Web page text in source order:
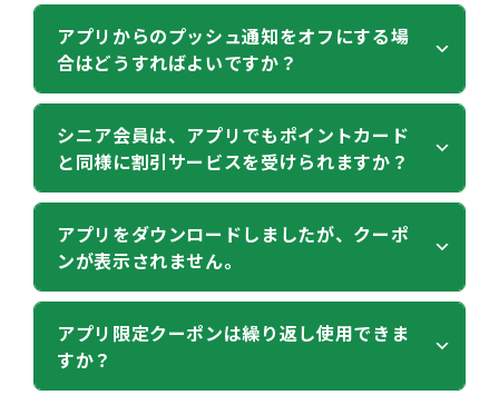
面に表示されますので、メモを取る、別の端末やパ
ソコンにメールで送信する、画面のスクリーンショ
ットを撮って保存しておくなどの方法で必ず控えて
おいてください。
す。
メモを取る、別のスマートフォンやタブレット・PC
へメールで送信する、画面のスクリーンショットを
撮って保存しておくなどの方法で必ず控えておいて
ください。
アプリ起動時に表示される【重要なお知らせ】のポ
ップアップにも記載されています。（ポップアップ
は今後表示しないにチェックを入れて閉じると出て
こなくなります。）
トアからインストール（追加）を行ってください。
アプリのバージョンが新しくなります。
アプリのバージョンが新しくなった状態で「会員番
号」と「移行コード」を入力してみてください。
それでも「移行コードが不正です。」と表示される
場合は、お手数ですが、アプリに登録しているポイ
ントカードをご持参のうえ、お近くのザグザグ店舗
へご来店ください。
※ポイントカードを破棄、紛失しているお客様はQ.
アプリに登録しているポイントカードが手元にあり
ません。
もう一度アプリをストアよりインストール（追加）
してください。
アプリを起動後に会員番号と移行コードを入力して
いただくと、アンインストール前の状態に戻りま
す。
アプリからのプッシュ通知をオフにする場
合はどうすればよいですか？
お使いのスマートフォンの「設定」画面にて「ザグ
ザグ公式アプリ」を選択し、通知をオフにしてくだ
さい。
シニア会員は、アプリでもポイントカード
と同様に割引サービスを受けられますか？
ポイントカードと同様に割引サービスが受けられま
す。
シニア会員の方は、アプリのホーム画面のポイント
カードに「シニア会員シール」が表示されます。
アプリをダウンロードしましたが、クーポ
ンが表示されません。
ダウンロード後、ポイントカード登録をしていただ
くと表示されます。
ザグザグ公式アプリは、ザグザグポイントカード会
アプリ限定クーポンは繰り返し使用できま
すか？